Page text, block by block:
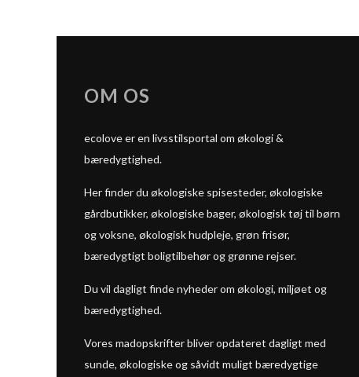
OM OS
ecolove er en livsstilsportal om økologi &
bæredygtighed.
Her finder du økologiske spisesteder, økologiske
gårdbutikker, økologiske bager, økologisk tøj til børn
og voksne, økologisk hudpleje, grøn frisør,
bæredygtigt boligtilbehør og grønne rejser.
Du vil dagligt finde nyheder om økologi, miljøet og
bæredygtighed.
Vores madopskrifter bliver opdateret dagligt med
sunde, økologiske og såvidt muligt bæredygtige